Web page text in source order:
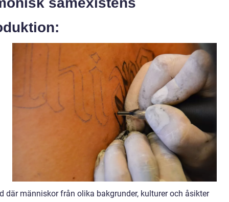
där människor från olika bakgrunder, kulturer och åsikter